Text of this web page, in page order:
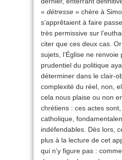
« détresse » chère à
s’apprêtaient à faire
très permissive sur
citer que ces deux cas.
sujets, l’Église ne
prudentiel du politique
déterminer dans le clair-
complexité du réel, non,
cela nous plaise ou non
chrétiens : ces actes
catholique,
indéfendables. Dès lors,
plus à la lecture de cet
qui n’y figure pas :